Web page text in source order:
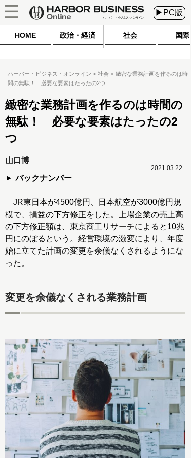
▶PC版
HOME 政治・経済 社会 国際
ハーバー・ビジネス・オンライン 社会
緻密な業務計画を作るのは時
間の無駄！ 必要な要素はたったの2つ
緻密な業務計画を作るのは時間の
無駄！ 必要な要素はたったの2
つ
山口博
バックナンバー
2021.03.22
JR東日本が4500億円、日本航空が3000億円規
模で、損益の下方修正をした。上場企業の売上高
の下方修正額は、東京商工リサーチによると10兆
円にのぼるという。経営環境の激変により、年度
始に立てた計画の変更を余儀なくされるようにな
った。
変更を余儀なくされる業務計画